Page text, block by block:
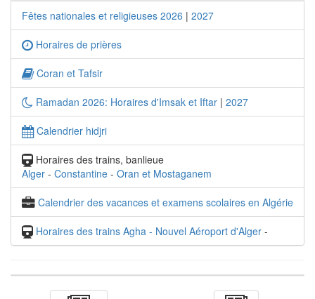
Fêtes nationales et religieuses 2026 | 2027
Horaires de prières
Coran et Tafsir
Ramadan 2026: Horaires d'Imsak et Iftar | 2027
Calendrier hidjri
Horaires des trains, banlieue
Alger - Constantine - Oran et Mostaganem
Calendrier des vacances et examens scolaires en Algérie
Horaires des trains Agha - Nouvel Aéroport d'Alger -